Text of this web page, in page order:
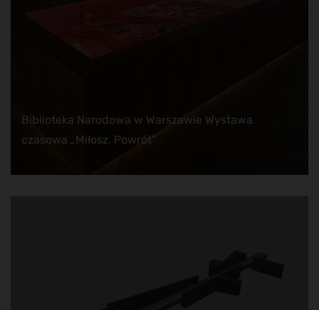
Biblioteka Narodowa w Warszawie Wystawa
czasowa „Miłosz. Powrót”